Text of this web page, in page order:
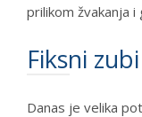
prilikom žvakanja i
Fiksni
Danas je velika